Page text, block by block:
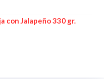
con Jalapeño 330 gr.